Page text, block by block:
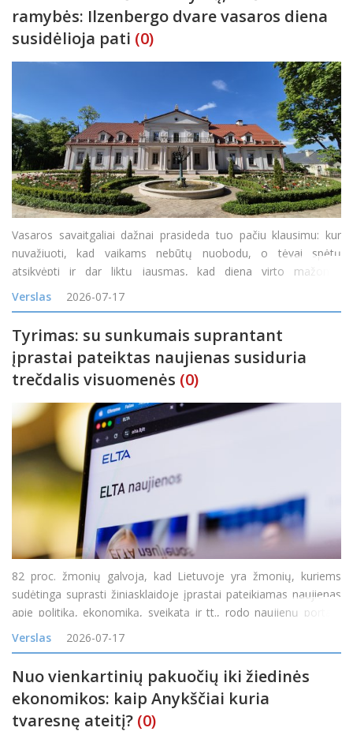
ramybės: Ilzenbergo dvare vasaros diena
susidėlioja pati (0)
Vasaros savaitgaliai dažnai prasideda tuo pačiu klausimu: kur
nuvažiuoti, kad vaikams nebūtų nuobodu, o tėvai spėtų
atsikvėpti ir dar liktų jausmas, kad diena virto mažomis
atostogomis? Vienas tokių maršrutų veda į Ilzenbergo dvarą
Rokiškio rajone. Čia diena gali prasidėti šimta
Verslas 2026-07-17
Tyrimas: su sunkumais suprantant
įprastai pateiktas naujienas susiduria
trečdalis visuomenės (0)
82 proc. žmonių galvoja, kad Lietuvoje yra žmonių, kuriems
sudėtinga suprasti žiniasklaidoje įprastai pateikiamas naujienas
apie politiką, ekonomiką, sveikatą ir tt., rodo naujienų portalo
„Delfi“ užsakymu atliktas reprezentatyvus „Spinter“ tyrimas. 71
proc. mano, kad y
Verslas 2026-07-17
Nuo vienkartinių pakuočių iki žiedinės
ekonomikos: kaip Anykščiai kuria
tvaresnę ateitį? (0)